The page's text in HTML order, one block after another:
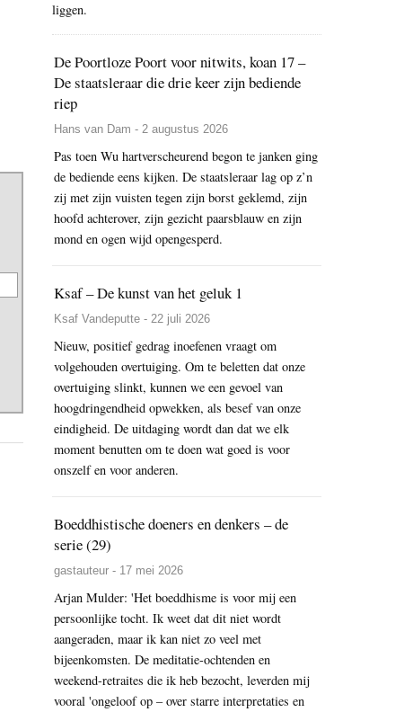
liggen.
De Poortloze Poort voor nitwits, koan 17 –
De staatsleraar die drie keer zijn bediende
riep
Hans van Dam - 2 augustus 2026
Pas toen Wu hartverscheurend begon te janken ging
de bediende eens kijken. De staatsleraar lag op z’n
zij met zijn vuisten tegen zijn borst geklemd, zijn
hoofd achterover, zijn gezicht paarsblauw en zijn
mond en ogen wijd opengesperd.
Ksaf – De kunst van het geluk 1
Ksaf Vandeputte - 22 juli 2026
Nieuw, positief gedrag inoefenen vraagt om
volgehouden overtuiging. Om te beletten dat onze
overtuiging slinkt, kunnen we een gevoel van
hoogdringendheid opwekken, als besef van onze
eindigheid. De uitdaging wordt dan dat we elk
moment benutten om te doen wat goed is voor
onszelf en voor anderen.
Boeddhistische doeners en denkers – de
serie (29)
gastauteur - 17 mei 2026
Arjan Mulder: 'Het boeddhisme is voor mij een
persoonlijke tocht. Ik weet dat dit niet wordt
aangeraden, maar ik kan niet zo veel met
bijeenkomsten. De meditatie-ochtenden en
weekend-retraites die ik heb bezocht, leverden mij
vooral 'ongeloof op – over starre interpretaties en